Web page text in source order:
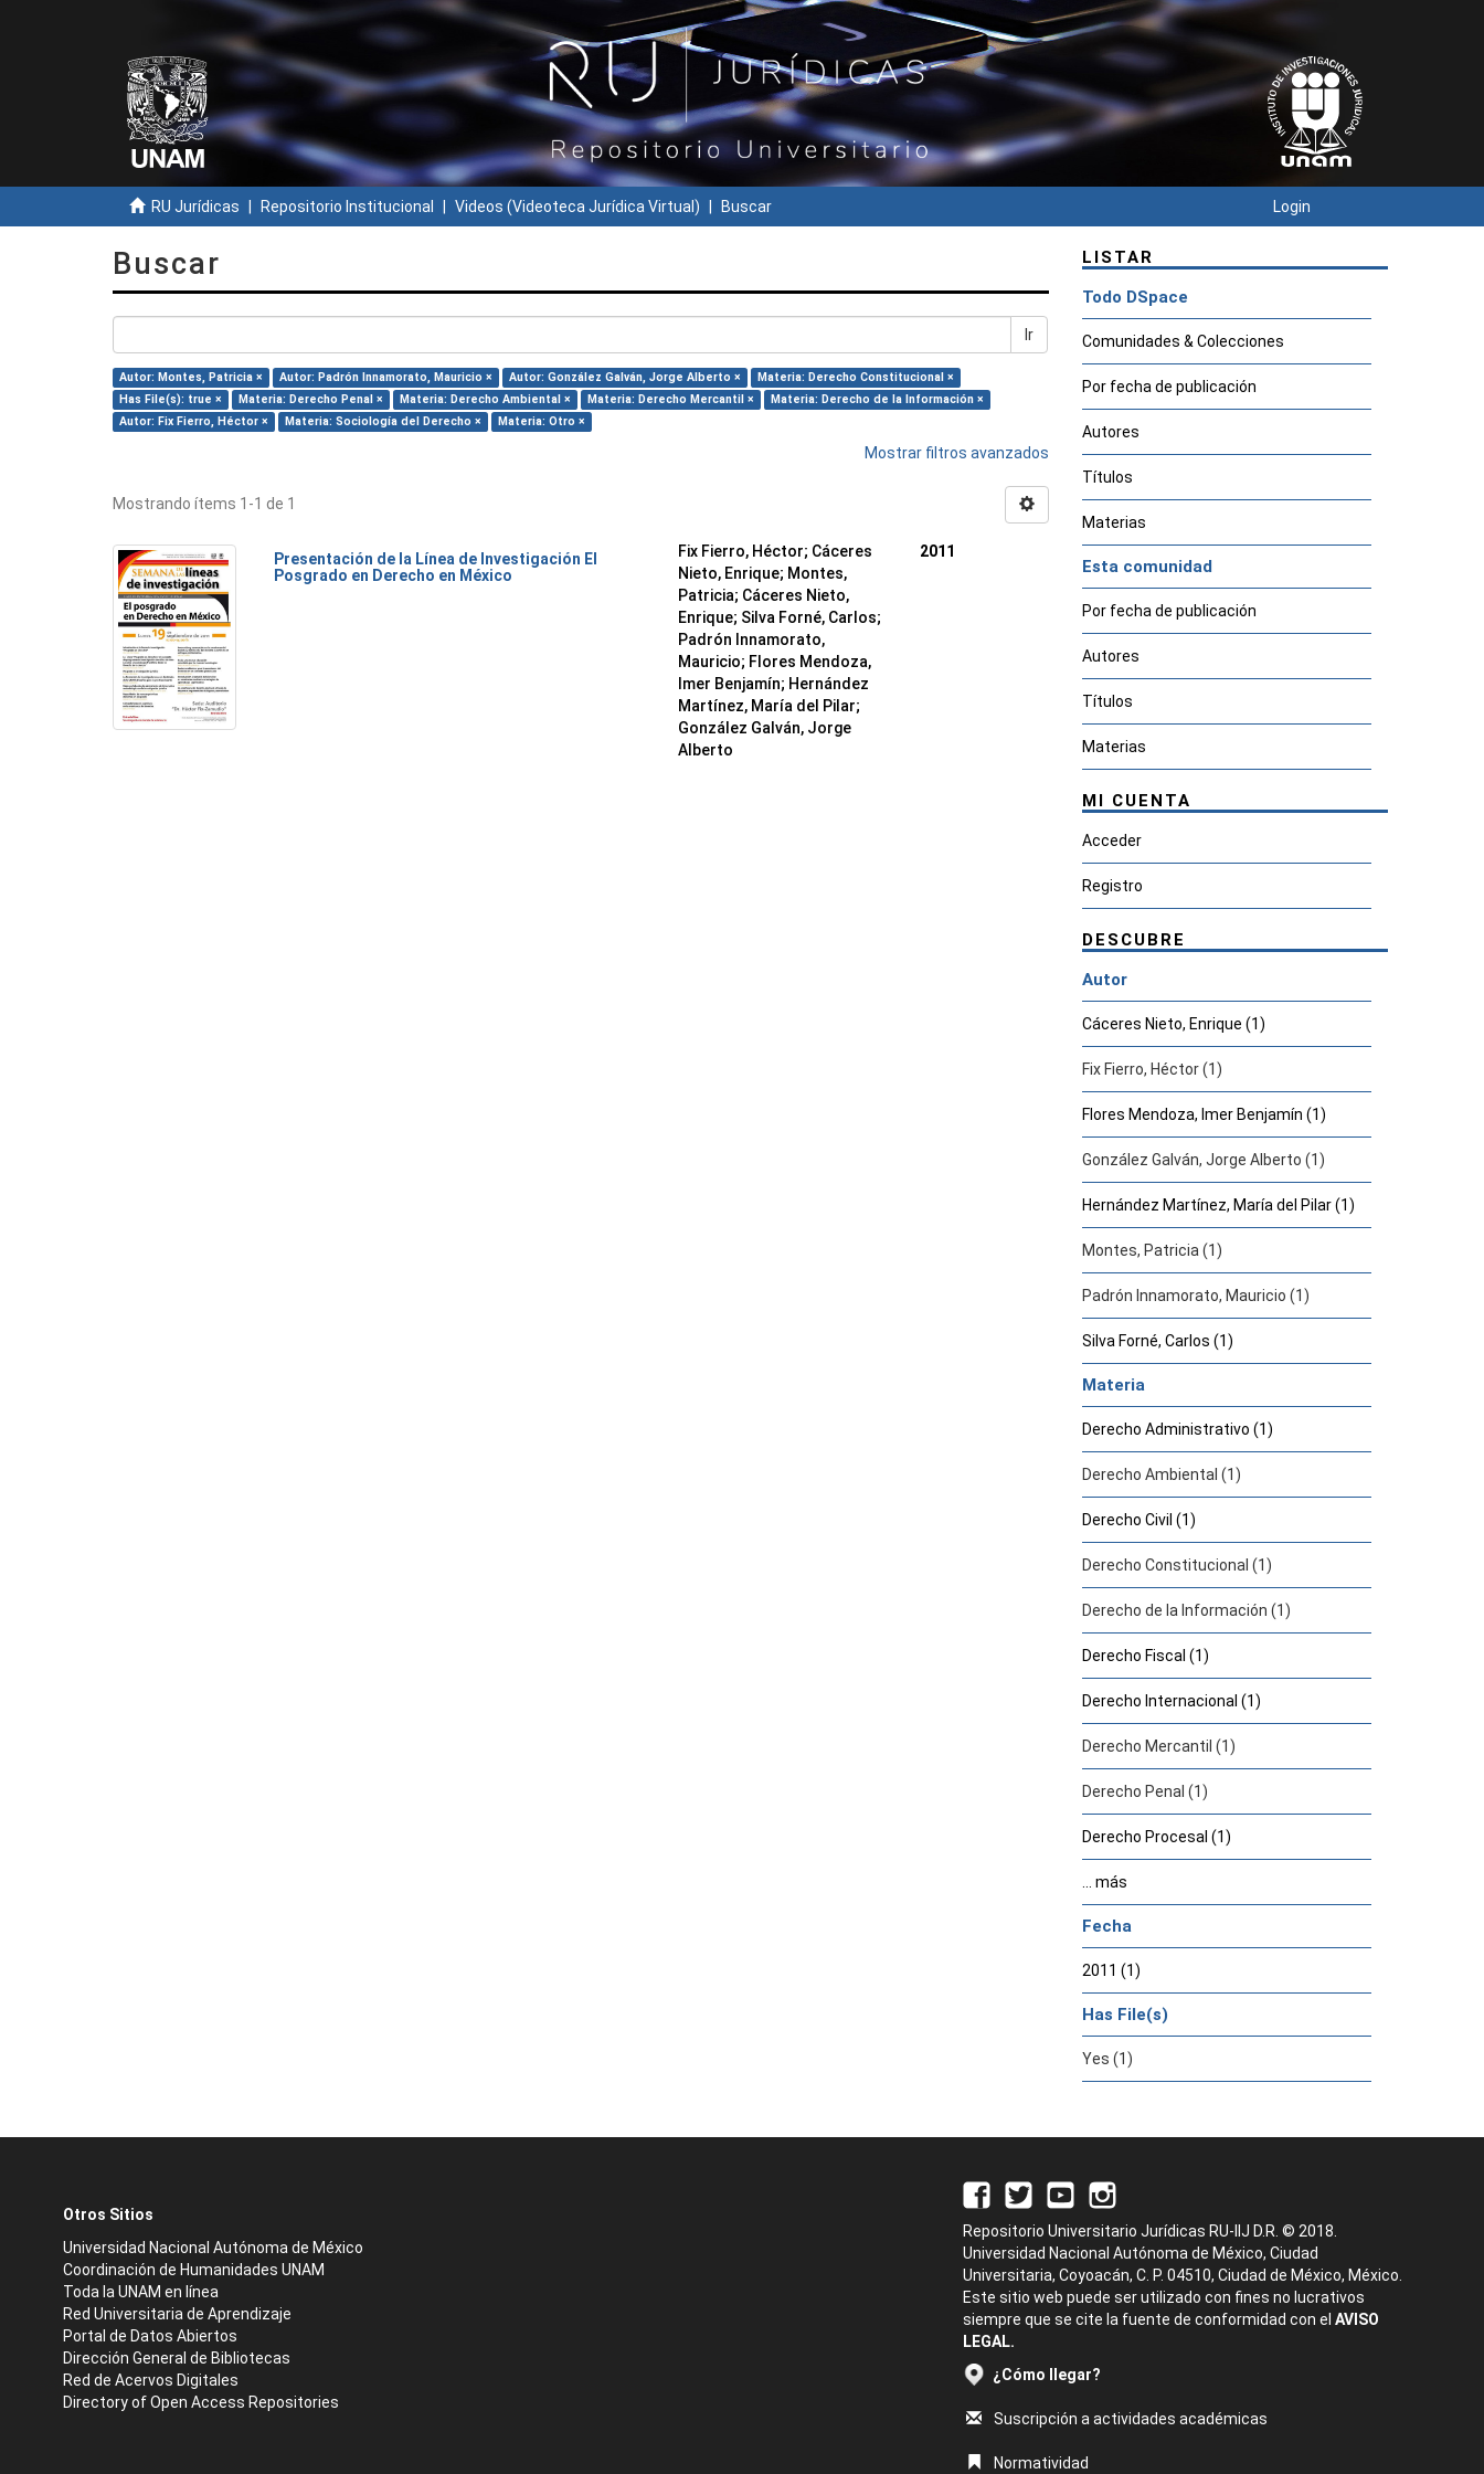
RU Jurídicas Repositorio Institucional Videos (Videoteca Jurídica Virtual) Buscar Login
Buscar
Ir
Autor: Montes, Patricia × Autor: Padrón Innamorato, Mauricio × Autor: González Galván, Jorge Alberto ×
Materia: Derecho Constitucional ×
Has File(s): true ×
Materia: Derecho Penal × Materia: Derecho Ambiental × Materia: Derecho Mercantil ×
Materia: Derecho de la Información ×
Autor: Fix Fierro, Héctor ×
Materia: Sociología del Derecho × Materia: Otro ×
Mostrar filtros avanzados
Mostrando ítems 1-1 de 1
Presentación de la Línea de Investigación El
Posgrado en Derecho en México
Fix Fierro, Héctor; Cáceres
Nieto, Enrique; Montes,
Patricia; Cáceres Nieto,
Enrique; Silva Forné, Carlos;
Padrón Innamorato,
Mauricio; Flores Mendoza,
Imer Benjamín; Hernández
Martínez, María del Pilar;
González Galván, Jorge
Alberto
2011
LISTAR
Todo DSpace
Comunidades & Colecciones
Por fecha de publicación
Autores
Títulos
Materias
Esta comunidad
Por fecha de publicación
Autores
Títulos
Materias
MI CUENTA
Acceder
Registro
DESCUBRE
Autor
Cáceres Nieto, Enrique (1)
Fix Fierro, Héctor (1)
Flores Mendoza, Imer Benjamín (1)
González Galván, Jorge Alberto (1)
Hernández Martínez, María del Pilar (1)
Montes, Patricia (1)
Padrón Innamorato, Mauricio (1)
Silva Forné, Carlos (1)
Materia
Derecho Administrativo (1)
Derecho Ambiental (1)
Derecho Civil (1)
Derecho Constitucional (1)
Derecho de la Información (1)
Derecho Fiscal (1)
Derecho Internacional (1)
Derecho Mercantil (1)
Derecho Penal (1)
Derecho Procesal (1)
... más
Fecha
2011 (1)
Has File(s)
Yes (1)
Otros Sitios
Universidad Nacional Autónoma de México
Coordinación de Humanidades UNAM
Toda la UNAM en línea
Red Universitaria de Aprendizaje
Portal de Datos Abiertos
Dirección General de Bibliotecas
Red de Acervos Digitales
Directory of Open Access Repositories
Repositorio Universitario Jurídicas RU-IIJ D.R. © 2018.
Universidad Nacional Autónoma de México, Ciudad
Universitaria, Coyoacán, C. P. 04510, Ciudad de México, México.
Este sitio web puede ser utilizado con fines no lucrativos
siempre que se cite la fuente de conformidad con el AVISO
LEGAL.
¿Cómo llegar?
Suscripción a actividades académicas
Normatividad